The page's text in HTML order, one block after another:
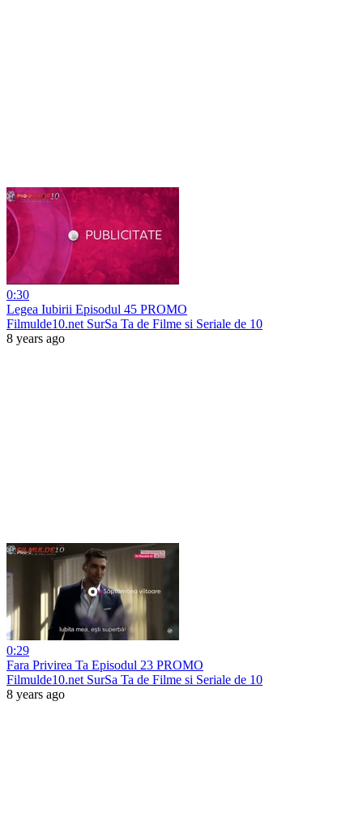
0:30
Legea Iubirii Episodul 45 PROMO
Filmulde10.net SurSa Ta de Filme si Seriale de 10
8 years ago
0:29
Fara Privirea Ta Episodul 23 PROMO
Filmulde10.net SurSa Ta de Filme si Seriale de 10
8 years ago